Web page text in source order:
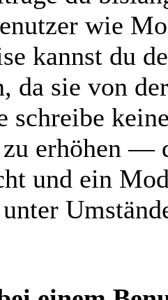
wie
kannst du
da sie von
schreibe
erhöhen —
und ein